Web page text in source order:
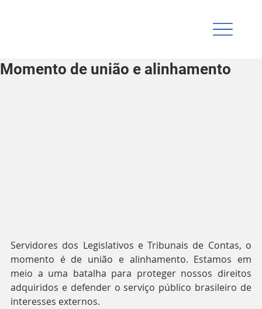
Momento de união e alinhamento
Servidores dos Legislativos e Tribunais de Contas, o
momento é de união e alinhamento. Estamos em
meio a uma batalha para proteger nossos direitos
adquiridos e defender o serviço público brasileiro de
interesses externos.